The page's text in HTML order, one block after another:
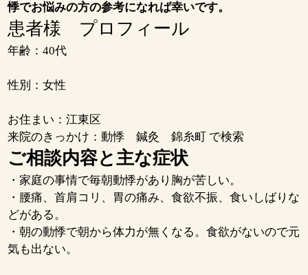
悸でお悩みの方の参考になれば幸いです。
患者様 プロフィール
年齢：40代
性別：女性
お住まい：江東区
来院のきっかけ：動悸 鍼灸 錦糸町 で検索
ご相談内容と主な症状
・家庭の事情で毎朝動悸があり胸が苦しい。
・腰痛、首肩コリ、胃の痛み、食欲不振、食いしばりな
どがある。
・朝の動悸で朝から体力が無くなる。食欲がないので元
気も出ない。